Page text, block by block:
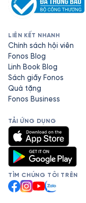
LIÊN KẾT NHANH
Chính sách hội viên
Fonos Blog
Linh Book Blog
Sách giấy Fonos
Quà tặng
Fonos Business
TẢI ỨNG DỤNG
TÌM CHÚNG TÔI TRÊN
Facebook
Instagram
YouTube
Zalo